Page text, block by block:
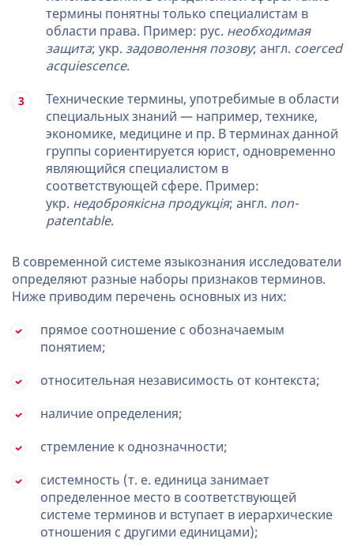
термины понятны только специалистам в
области права. Пример: рус. необходимая
защита; укр. задоволення позову; англ. coerced
acquiescence.
Технические термины, употребимые в области
специальных знаний — например, технике,
экономике, медицине и пр. В терминах данной
группы сориентируется юрист, одновременно
являющийся специалистом в
соответствующей сфере. Пример:
укр. недоброякісна продукція; англ. non-
patentable.
В современной системе языкознания исследователи
определяют разные наборы признаков терминов.
Ниже приводим перечень основных из них:
прямое соотношение с обозначаемым
понятием;
относительная независимость от контекста;
наличие определения;
стремление к однозначности;
системность (т. е. единица занимает
определенное место в соответствующей
системе терминов и вступает в иерархические
отношения с другими единицами);